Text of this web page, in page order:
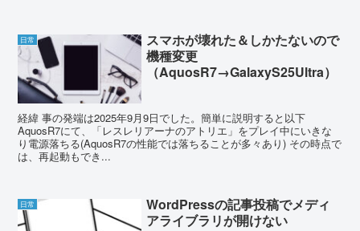
日常
スマホが壊れた＆しかたないので
機種変更
（AquosR7→GalaxyS25Ultra）
経緯 事の発端は2025年9月9日でした。簡単に説明すると以下
AquosR7にて、「レスレリアーナのアトリエ」をプレイ中にいきな
り電源落ちる(AquosR7の性能では落ちることが多々あり) その時点で
は、再起動もでき...
日常
WordPressの記事投稿でメディ
アライブラリが開けない